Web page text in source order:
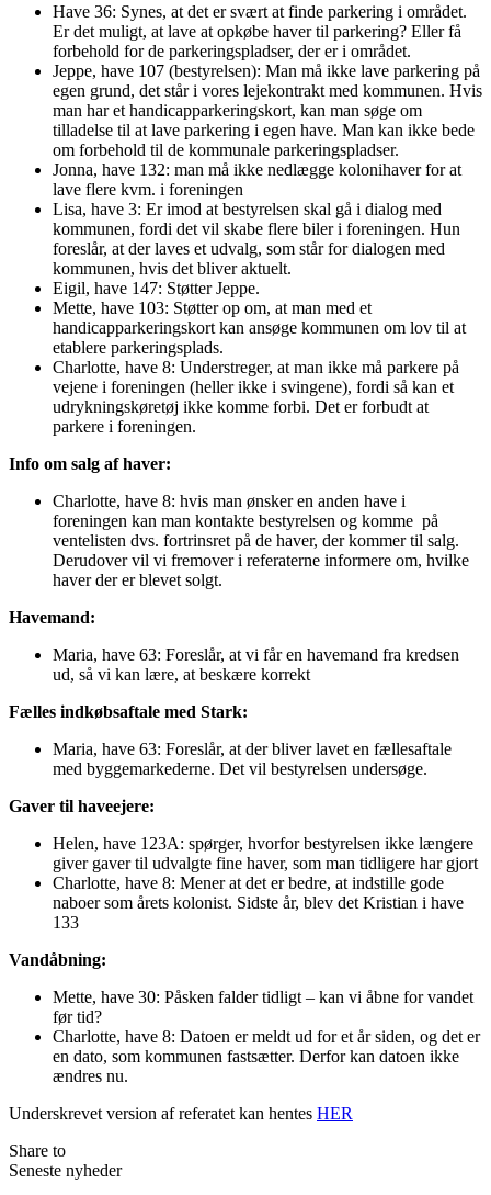
Have 36: Synes, at det er svært at finde parkering i området.
Er det muligt, at lave at opkøbe haver til parkering? Eller få
forbehold for de parkeringspladser, der er i området.
Jeppe, have 107 (bestyrelsen): Man må ikke lave parkering på
egen grund, det står i vores lejekontrakt med kommunen. Hvis
man har et handicapparkeringskort, kan man søge om
tilladelse til at lave parkering i egen have. Man kan ikke bede
om forbehold til de kommunale parkeringspladser.
Jonna, have 132: man må ikke nedlægge kolonihaver for at
lave flere kvm. i foreningen
Lisa, have 3: Er imod at bestyrelsen skal gå i dialog med
kommunen, fordi det vil skabe flere biler i foreningen. Hun
foreslår, at der laves et udvalg, som står for dialogen med
kommunen, hvis det bliver aktuelt.
Eigil, have 147: Støtter Jeppe.
Mette, have 103: Støtter op om, at man med et
handicapparkeringskort kan ansøge kommunen om lov til at
etablere parkeringsplads.
Charlotte, have 8: Understreger, at man ikke må parkere på
vejene i foreningen (heller ikke i svingene), fordi så kan et
udrykningskøretøj ikke komme forbi. Det er forbudt at
parkere i foreningen.
Info om salg af haver:
Charlotte, have 8: hvis man ønsker en anden have i
foreningen kan man kontakte bestyrelsen og komme på
ventelisten dvs. fortrinsret på de haver, der kommer til salg.
Derudover vil vi fremover i referaterne informere om, hvilke
haver der er blevet solgt.
Havemand:
Maria, have 63: Foreslår, at vi får en havemand fra kredsen
ud, så vi kan lære, at beskære korrekt
Fælles indkøbsaftale med Stark:
Maria, have 63: Foreslår, at der bliver lavet en fællesaftale
med byggemarkederne. Det vil bestyrelsen undersøge.
Gaver til haveejere:
Helen, have 123A: spørger, hvorfor bestyrelsen ikke længere
giver gaver til udvalgte fine haver, som man tidligere har gjort
Charlotte, have 8: Mener at det er bedre, at indstille gode
naboer som årets kolonist. Sidste år, blev det Kristian i have
133
Vandåbning:
Mette, have 30: Påsken falder tidligt – kan vi åbne for vandet
før tid?
Charlotte, have 8: Datoen er meldt ud for et år siden, og det er
en dato, som kommunen fastsætter. Derfor kan datoen ikke
ændres nu.
Underskrevet version af referatet kan hentes HER
Share to
Seneste nyheder